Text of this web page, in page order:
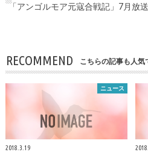
「アンゴルモア元寇合戦記」7月放
RECOMMEND こちらの記事も人気
ニュース
2018.3.19